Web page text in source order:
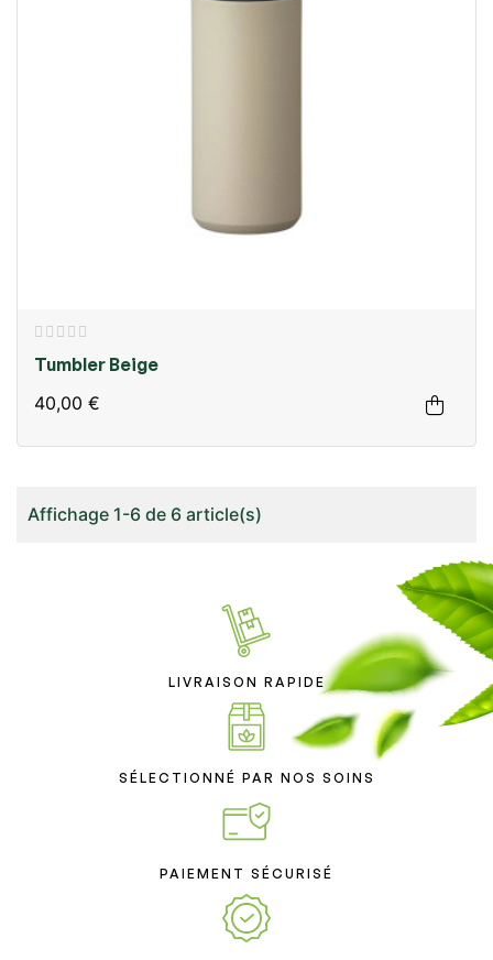
Tumbler Beige
40,00 €
Affichage 1-6 de 6 article(s)
LIVRAISON RAPIDE
SÉLECTIONNÉ PAR NOS SOINS
PAIEMENT SÉCURISÉ